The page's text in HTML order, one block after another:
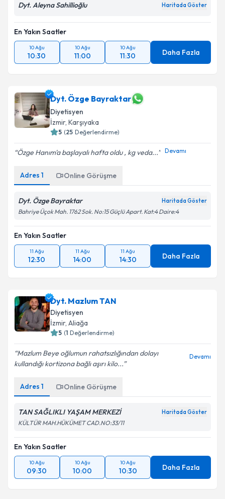
Dyt. Aleyna Sahillioğlu Haritada Göster
En Yakın Saatler
10 Ağu
10:30
10 Ağu
11:00
10 Ağu
11:30 Daha Fazla
Dyt. Özge Bayraktar
Diyetisyen
İzmir, Karşıyaka
5 (25 Değerlendirme)
Özge Hanım'a başlayalı hafta oldu , kg veda... Devamı
Adres 1 Online Görüşme
Dyt. Özge Bayraktar Haritada Göster
Bahriye Üçok Mah. 1762 Sok. No:15 Güçlü Apart. Kat:4 Daire:4
En Yakın Saatler
11 Ağu
12:30
11 Ağu
14:00
11 Ağu
14:30 Daha Fazla
Dyt. Mazlum TAN
Diyetisyen
İzmir, Aliağa
5 (1 Değerlendirme)
Mazlum Beye oğlumun rahatsızlığından dolayı
kullandığı kortizona bağlı aşırı kilo...
Devamı
Adres 1 Online Görüşme
TAN SAĞLIKLI YAŞAM MERKEZİ Haritada Göster
KÜLTÜR MAH.HÜKÜMET CAD.NO:33/11
En Yakın Saatler
10 Ağu
09:30
10 Ağu
10:00
10 Ağu
10:30 Daha Fazla